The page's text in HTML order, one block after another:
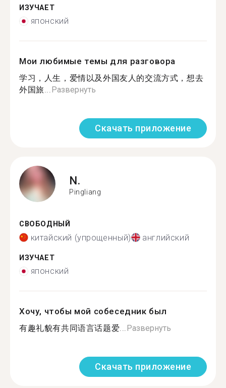
ИЗУЧАЕТ
японский
Мои любимые темы для разговора
学习，人生，爱情以及外国友人的交流方式，想去
外国旅...Развернуть
Скачать приложение
N.
Pingliang
СВОБОДНЫЙ
китайский (упрощенный) английский
ИЗУЧАЕТ
японский
Хочу, чтобы мой собеседник был
有趣礼貌有共同语言话题爱...Развернуть
Скачать приложение